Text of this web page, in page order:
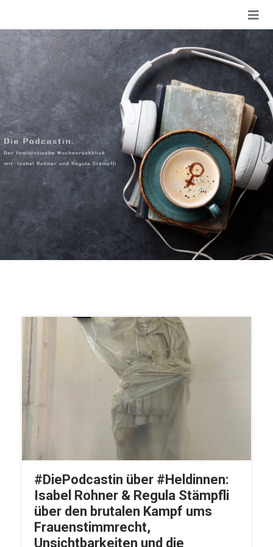
#DiePodcastin über #Heldinnen:
Isabel Rohner & Regula Stämpfli
über den brutalen Kampf ums
Frauenstimmrecht,
Unsichtbarkeiten und die